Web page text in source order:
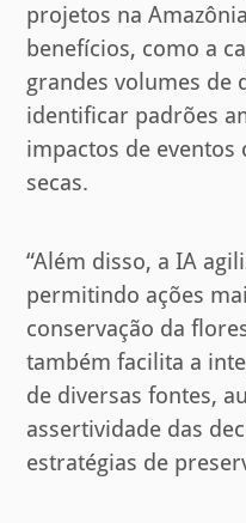
projetos na
benefícios, como a
grandes volumes de
identificar padrões
impactos de
secas.
“Além disso, a IA
permitindo ações
conservação da
também facilita a
de diversas fontes,
assertividade das
estratégias de